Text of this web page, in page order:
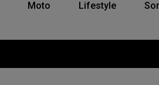
Moto Lifestyle